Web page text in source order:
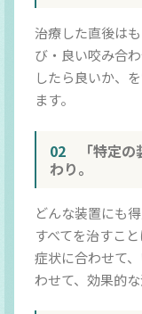
治療した直後は
び・良い咬み合
したら良いか、
ます。
02
「特定
わり。
どんな装置にも
すべてを治すこ
症状に合わせて
わせて、効果的